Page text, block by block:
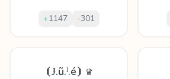
+1147 -301
⦗Ɉ.ũ.ˡ.é⦘ ♛